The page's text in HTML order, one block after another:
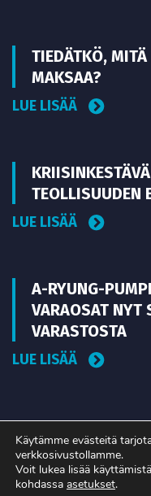
TIEDÄTKÖ,
MAKSAA?
LUE LISÄÄ
TEOLLISUUDEN
LUE LISÄÄ
A-RYUNG-
VARAOSAT NYT
VARASTOSTA
LUE LISÄÄ
Käytämme evästeitä
verkkosivustollamme.
Voit lukea lisää
kohdassa asetukset.